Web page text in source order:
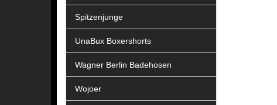
Spitzenjunge
UnaBux Boxershorts
Wagner Berlin Badehosen
Wojoer